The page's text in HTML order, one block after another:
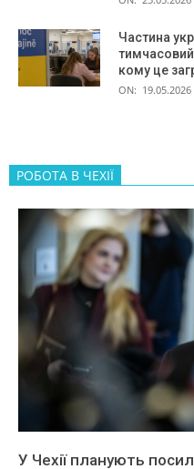
Частина
тимчасовий
кому це
ON: 19.05.2026
РОБОТА В ЧЕХІЇ
У Чехії планують